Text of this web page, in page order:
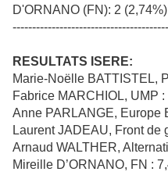
D'ORNANO (FN): 2 (2,74%)
RESULTATS ISERE:
Marie-Noëlle BATTISTEL,
Fabrice MARCHIOL, UMP :
Anne PARLANGE, Europe
Laurent JADEAU, Front de
Arnaud WALTHER,
Mireille D’ORNANO, FN :